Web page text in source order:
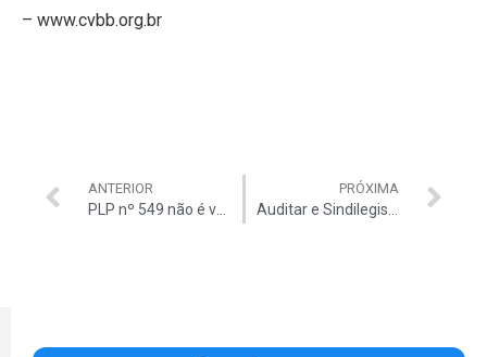
– www.cvbb.org.br
ANTERIOR PRÓXIMA